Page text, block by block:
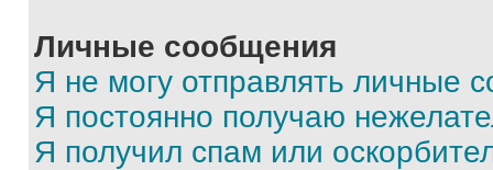
Личные сообщения
Я не могу отправлять личные
Я постоянно получаю
Я получил спам или